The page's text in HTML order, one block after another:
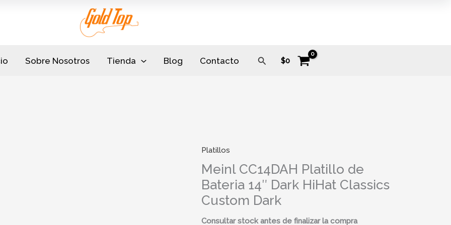
Sobre Nosotros Tienda Blog Contacto Buscar
$0
Platillos
Meinl CC14DAH Platillo de
Bateria 14″ Dark HiHat Classics
Custom Dark
Consultar stock antes de finalizar la compra